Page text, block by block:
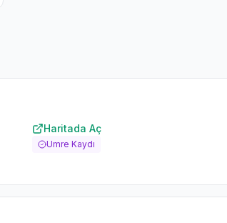
Haritada Aç
Umre Kaydı